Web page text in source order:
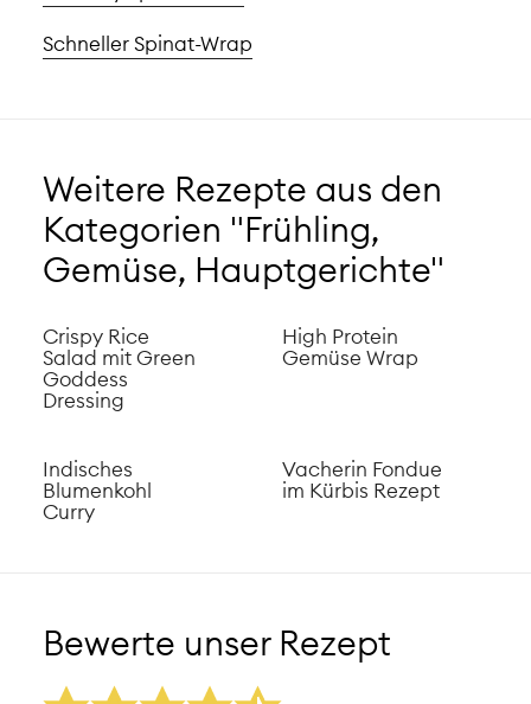
Schneller Spinat-Wrap
Weitere Rezepte aus den
Kategorien "Frühling,
Gemüse, Hauptgerichte"
Crispy Rice
Salad mit Green
Goddess
Dressing
High Protein
Gemüse Wrap
Indisches
Blumenkohl
Curry
Vacherin Fondue
im Kürbis Rezept
Bewerte unser Rezept